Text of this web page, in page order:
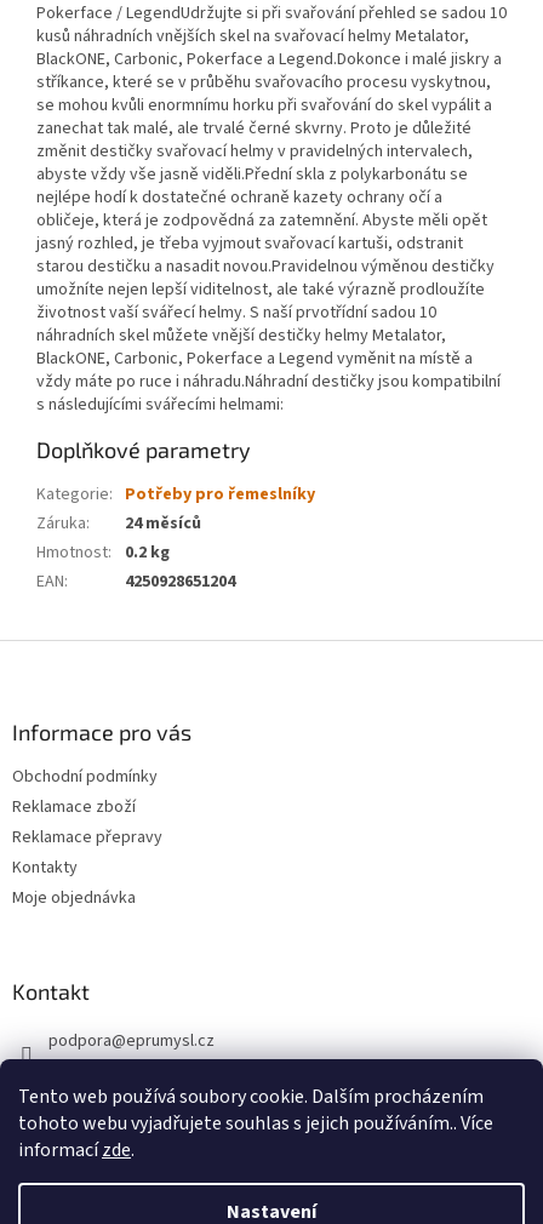
Tento web používá soubory cookie. Dalším procházením
tohoto webu vyjadřujete souhlas s jejich používáním.. Více
informacízde.
Nastavení
Pokerface / LegendUdržujte si při svařování přehled se sadou 10
kusů náhradních vnějších skel na svařovací helmy Metalator,
BlackONE, Carbonic, Pokerface a Legend.Dokonce i malé jiskry a
stříkance, které se v průběhu svařovacího procesu vyskytnou,
se mohou kvůli enormnímu horku při svařování do skel vypálit a
zanechat tak malé, ale trvalé černé skvrny. Proto je důležité
změnit destičky svařovací helmy v pravidelných intervalech,
abyste vždy vše jasně viděli.Přední skla z polykarbonátu se
nejlépe hodí k dostatečné ochraně kazety ochrany očí a
obličeje, která je zodpovědná za zatemnění. Abyste měli opět
jasný rozhled, je třeba vyjmout svařovací kartuši, odstranit
starou destičku a nasadit novou.Pravidelnou výměnou destičky
umožníte nejen lepší viditelnost, ale také výrazně prodloužíte
životnost vaší svářecí helmy. S naší prvotřídní sadou 10
náhradních skel můžete vnější destičky helmy Metalator,
BlackONE, Carbonic, Pokerface a Legend vyměnit na místě a
vždy máte po ruce i náhradu.Náhradní destičky jsou kompatibilní
s následujícími svářecími helmami:
Doplňkové parametry
Kategorie: Potřeby pro řemeslníky
Záruka:
24 měsíců
Hmotnost:
0.2 kg
EAN: 4250928651204
Informace pro vás
Obchodní podmínky
Reklamace zboží
Reklamace přepravy
Kontakty
Moje objednávka
Kontakt
podpora@eprumysl.cz
Vytvořil Shoptet